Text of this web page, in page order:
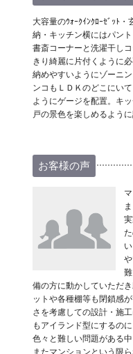
大容量のｳｫｰｸｲﾝｸﾛｰｾﾞｯﾄ
納・キッチン横にはパン
書斎コーナーと洗濯干し
きり綺麗に片付くように
納めやすいようにゾーニ
ンコもＬＤＫのどこにい
ようにゲージを配置。キ
戸の景色を楽しめるように
お客様の声
備の方に動かしていただ
ットや各種棚等も閉鎖感
さを考慮しての設計・施
もアイランド型にするの
色々と難しい問題がある
またマンションという限